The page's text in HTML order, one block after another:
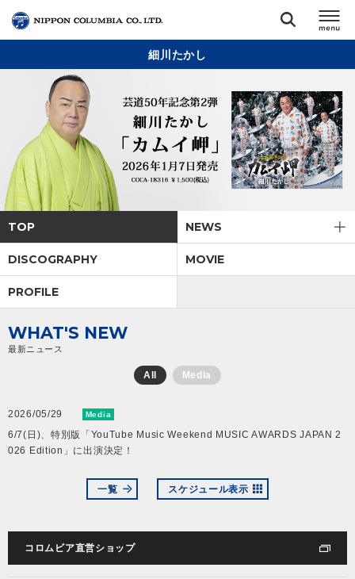
閉じる
リリース
アーティスト
ジャンル
オーディション
直営ショップ
サイトマップ
閉じる
細川たかし
TOP NEWS
DISCOGRAPHY MOVIE
PROFILE
WHAT'S NEW
最新ニュース
All Media
2026/05/29 Media
6/7(日)、特別版「YouTube Music Weekend MUSIC AWARDS JAPAN 2
026 Edition」に出演決定！
一覧 スケジュール表示
コロムビア直営ショップ